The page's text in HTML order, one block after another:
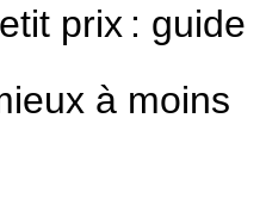
prix : guide
à moins